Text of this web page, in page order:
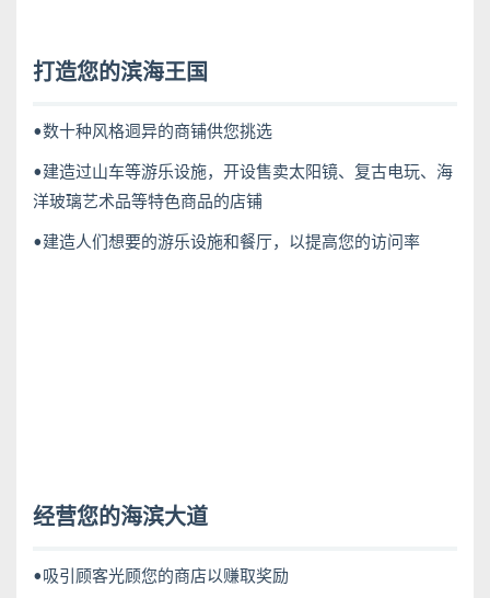
打造您的滨海王国
•数十种风格迵异的商铺供您挑选
•建造过山车等游乐设施，开设售卖太阳镜、复古电玩、海
洋玻璃艺术品等特色商品的店铺
•建造人们想要的游乐设施和餐厅，以提高您的访问率
经营您的海滨大道
•吸引顾客光顾您的商店以赚取奖励